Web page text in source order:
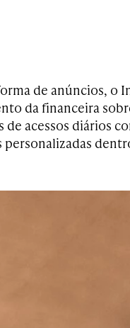
de anúncios, o
da financeira
acessos diários
personalizadas